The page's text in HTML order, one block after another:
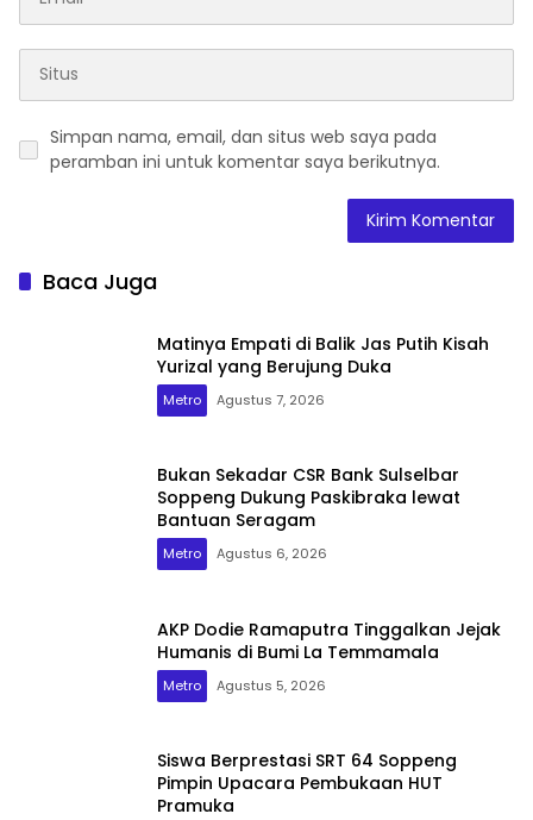
Simpan nama, email, dan situs web saya pada
peramban ini untuk komentar saya berikutnya.
Baca Juga
Matinya Empati di Balik Jas Putih Kisah
Yurizal yang Berujung Duka
Metro Agustus 7, 2026
Bukan Sekadar CSR Bank Sulselbar
Soppeng Dukung Paskibraka lewat
Bantuan Seragam
Metro Agustus 6, 2026
AKP Dodie Ramaputra Tinggalkan Jejak
Humanis di Bumi La Temmamala
Metro Agustus 5, 2026
Siswa Berprestasi SRT 64 Soppeng
Pimpin Upacara Pembukaan HUT
Pramuka